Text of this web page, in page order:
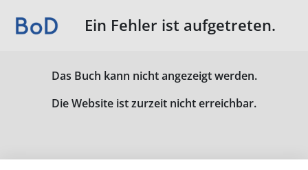
Ein Fehler ist aufgetreten.
Das Buch kann nicht angezeigt werden.
Die Website ist zurzeit nicht erreichbar.